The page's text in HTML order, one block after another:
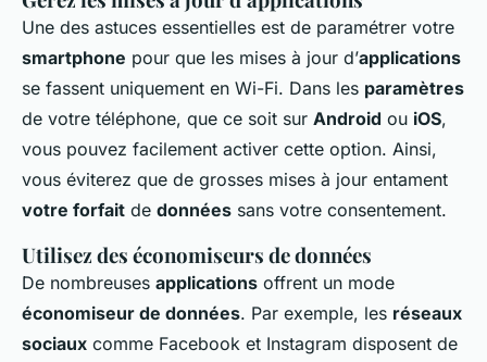
Une des astuces essentielles est de paramétrer votre
smartphone pour que les mises à jour d’applications
se fassent uniquement en Wi-Fi. Dans les paramètres
de votre téléphone, que ce soit sur Android ou iOS,
vous pouvez facilement activer cette option. Ainsi,
vous éviterez que de grosses mises à jour entament
votre forfait de données sans votre consentement.
Utilisez des économiseurs de données
De nombreuses applications offrent un mode
économiseur de données. Par exemple, les réseaux
sociaux comme Facebook et Instagram disposent de